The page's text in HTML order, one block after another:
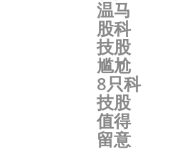
温马
股科
技股
尴尬
8只科
技股
值得
留意